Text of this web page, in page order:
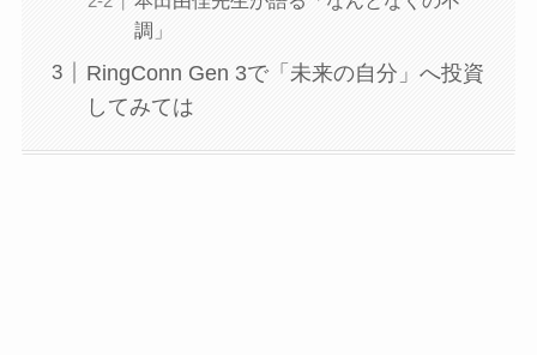
調」
RingConn Gen 3で「未来の自分」へ投資
してみては